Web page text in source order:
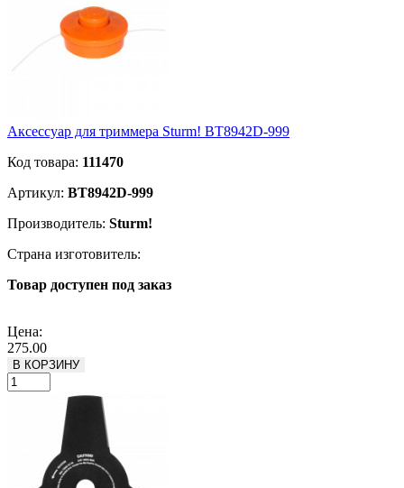
Аксессуар для триммера Sturm! BT8942D-999
Код товара: 111470
Артикул: BT8942D-999
Производитель: Sturm!
Страна изготовитель:
Товар доступен под заказ
Цена:
275.00
В КОРЗИНУ